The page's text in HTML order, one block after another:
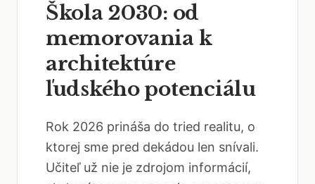
Škola 2030: od
memorovania k
architektúre
ľudského potenciálu
Rok 2026 prináša do tried realitu, o
ktorej sme pred dekádou len snívali.
Učiteľ už nie je zdrojom informácií,